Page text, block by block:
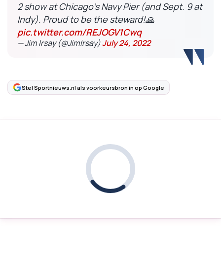
2 show at Chicago’s Navy Pier (and Sept. 9 at
Indy). Proud to be the steward!🙏
pic.twitter.com/REJOGV1Cwq
— Jim Irsay (@JimIrsay)July 24, 2022
Stel Sportnieuws.nl als voorkeursbron in op Google